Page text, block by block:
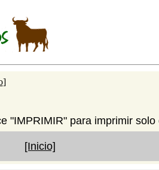
]
"IMPRIMIR" para imprimir
[Inicio]